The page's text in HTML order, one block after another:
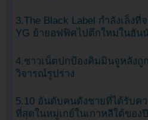
3.The Black Label กำลังเล็งที่
YG ย้ายอฟฟิศไปตึกใหม่ในฮัน
4.ชาวเน็ตปกป้องคิมมินจูหลังถู
วิจารณ์รูปร่าง
5.10 อันดับคนดังชายที่ได้รับค
ที่สุดในหมู่เกย์ในเกาหลีใต้ของ